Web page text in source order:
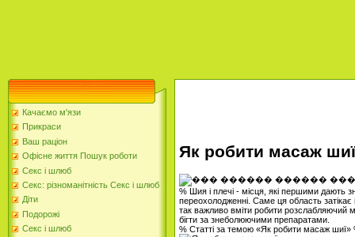
Качаємо м'язи
Прикраси
Ваш раціон
Офісне життя Пошук роботи
Секс і шлюб
Секс: різноманітність Секс і шлюб
Діти
Подорожі
Секс і шлюб
Як робити масаж шиї
% Шия і плечі - місця, які першими дають
переохолодженні. Саме ця область затікає
так важливо вміти робити розслабляючий
бігти за знеболюючими препаратами.
% Статті за темою «Як робити масаж шиї»